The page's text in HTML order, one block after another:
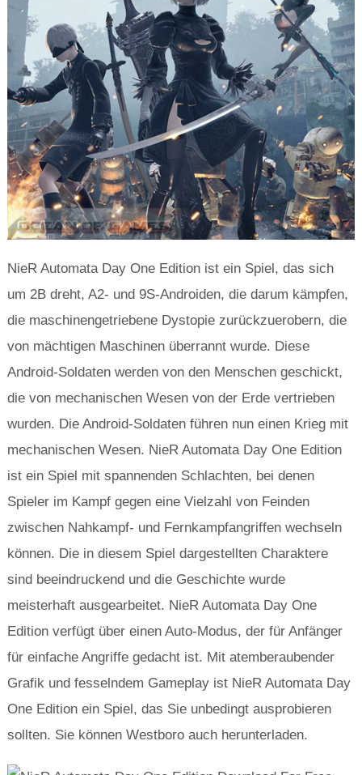
NieR Automata Day One Edition ist ein Spiel, das sich
um 2B dreht, A2- und 9S-Androiden, die darum kämpfen,
die maschinengetriebene Dystopie zurückzuerobern, die
von mächtigen Maschinen überrannt wurde. Diese
Android-Soldaten werden von den Menschen geschickt,
die von mechanischen Wesen von der Erde vertrieben
wurden. Die Android-Soldaten führen nun einen Krieg mit
mechanischen Wesen. NieR Automata Day One Edition
ist ein Spiel mit spannenden Schlachten, bei denen
Spieler im Kampf gegen eine Vielzahl von Feinden
zwischen Nahkampf- und Fernkampfangriffen wechseln
können. Die in diesem Spiel dargestellten Charaktere
sind beeindruckend und die Geschichte wurde
meisterhaft ausgearbeitet. NieR Automata Day One
Edition verfügt über einen Auto-Modus, der für Anfänger
für einfache Angriffe gedacht ist. Mit atemberaubender
Grafik und fesselndem Gameplay ist NieR Automata Day
One Edition ein Spiel, das Sie unbedingt ausprobieren
sollten. Sie können Westboro auch herunterladen.